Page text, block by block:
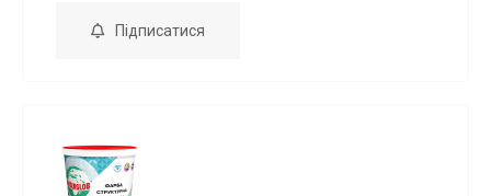
Підписатися